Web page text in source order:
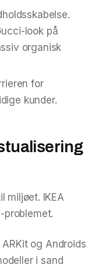
look på
organisk
for
kunder.
miljøet. IKEA
problemet.
og Androids
i sand